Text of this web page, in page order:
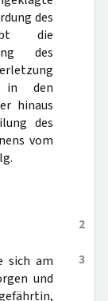
des
die
des
in den
hinaus
des
vom
2
3
sich am
und